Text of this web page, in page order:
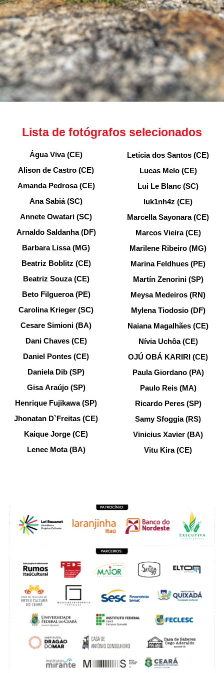
Lista de fotógrafos selecionados
Água Viva (CE)
Alison de Castro (CE)
Amanda Pedrosa (CE)
Ana Sabiá (SC)
Annete Owatari (SC)
Arnaldo Saldanha (DF)
Barbara Lissa (MG)
Beatriz Boblitz (CE)
Beatriz Souza (CE)
Beto Filgueroa (PE)
Carolina Krieger (SC)
Cesare Simioni (BA)
Dani Chaves (CE)
Daniel Pontes (CE)
Daniela Dib (SP)
Gisa Araújo (SP)
Henrique Fujikawa (SP)
Jhonatan D`Freitas (CE)
Kaique Jorge (CE)
Lenec Mota (BA)
Letícia dos Santos (CE)
Lucas Melo (CE)
Lui Le Blanc (SC)
luk1nh4z (CE)
Marcella Sayonara (CE)
Marcos Vieira (CE)
Marilene Ribeiro (MG)
Marina Feldhues (PE)
Martín Zenorini (SP)
Meysa Medeiros (RN)
Mylena Tiodosio (DF)
Naiana Magalhães (CE)
Nívia Uchôa (CE)
OJÚ OBÁ KARIRI (CE)
Paula Giordano (PA)
Paulo Reis (MA)
Ricardo Peres (SP)
Samy Sfoggia (RS)
Vinicius Xavier (BA)
Vitu Kira (CE)